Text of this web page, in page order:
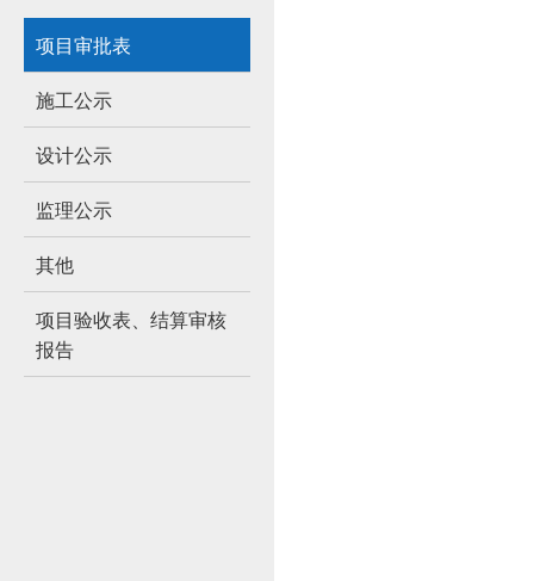
项目审批表
施工公示
设计公示
监理公示
其他
项目验收表、结算审核
报告